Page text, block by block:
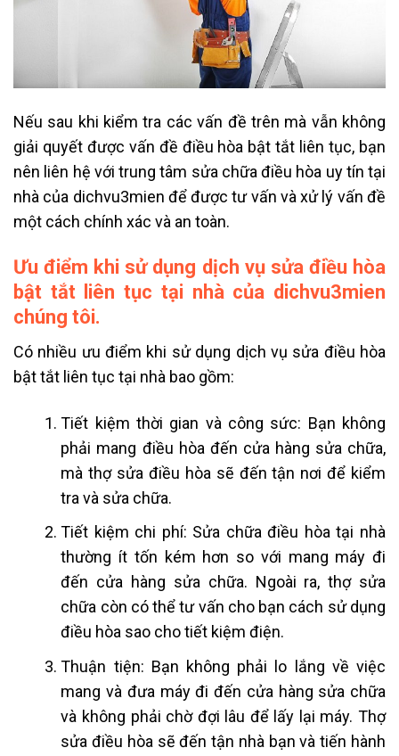
Nếu sau khi kiểm tra các vấn đề trên mà vẫn không
giải quyết được vấn đề điều hòa bật tắt liên tục, bạn
nên liên hệ với trung tâm sửa chữa điều hòa uy tín tại
nhà của dichvu3mien để được tư vấn và xử lý vấn đề
một cách chính xác và an toàn.
Ưu điểm khi sử dụng dịch vụ sửa điều hòa
bật tắt liên tục tại nhà của dichvu3mien
chúng tôi.
Có nhiều ưu điểm khi sử dụng dịch vụ sửa điều hòa
bật tắt liên tục tại nhà bao gồm:
Tiết kiệm thời gian và công sức: Bạn không
phải mang điều hòa đến cửa hàng sửa chữa,
mà thợ sửa điều hòa sẽ đến tận nơi để kiểm
tra và sửa chữa.
Tiết kiệm chi phí: Sửa chữa điều hòa tại nhà
thường ít tốn kém hơn so với mang máy đi
đến cửa hàng sửa chữa. Ngoài ra, thợ sửa
chữa còn có thể tư vấn cho bạn cách sử dụng
điều hòa sao cho tiết kiệm điện.
Thuận tiện: Bạn không phải lo lắng về việc
mang và đưa máy đi đến cửa hàng sửa chữa
và không phải chờ đợi lâu để lấy lại máy. Thợ
sửa điều hòa sẽ đến tận nhà bạn và tiến hành